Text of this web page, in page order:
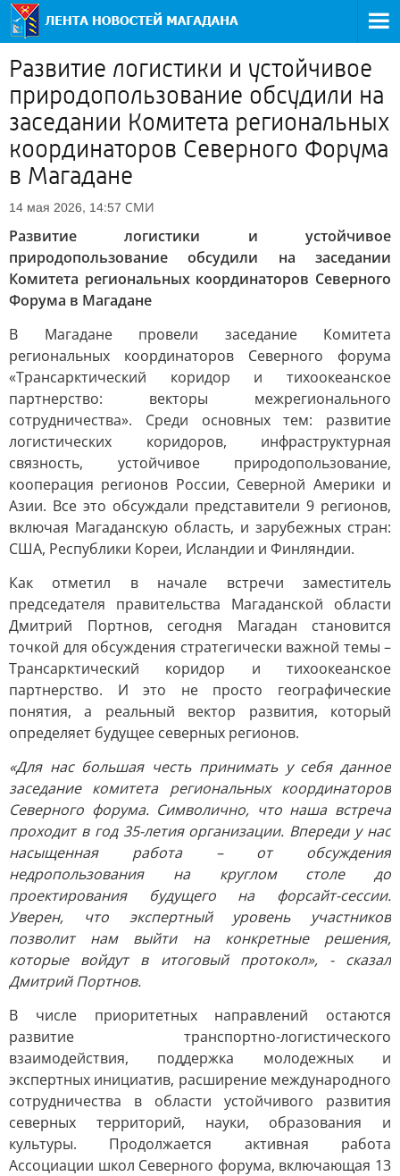
Развитие логистики и устойчивое
природопользование обсудили на
заседании Комитета региональных
координаторов Северного Форума
в Магадане
14 мая 2026, 14:57 СМИ
Развитие логистики и устойчивое
природопользование обсудили на заседании
Комитета региональных координаторов Северного
Форума в Магадане
В Магадане провели заседание Комитета
региональных координаторов Северного форума
«Трансарктический коридор и тихоокеанское
партнерство: векторы межрегионального
сотрудничества». Среди основных тем: развитие
логистических коридоров, инфраструктурная
связность, устойчивое природопользование,
кооперация регионов России, Северной Америки и
Азии. Все это обсуждали представители 9 регионов,
включая Магаданскую область, и зарубежных стран:
США, Республики Кореи, Исландии и Финляндии.
Как отметил в начале встречи заместитель
председателя правительства Магаданской области
Дмитрий Портнов, сегодня Магадан становится
точкой для обсуждения стратегически важной темы –
Трансарктический коридор и тихоокеанское
партнерство. И это не просто географические
понятия, а реальный вектор развития, который
определяет будущее северных регионов.
«Для нас большая честь принимать у себя данное
заседание комитета региональных координаторов
Северного форума. Символично, что наша встреча
проходит в год 35-летия организации. Впереди у нас
насыщенная работа – от обсуждения
недропользования на круглом столе до
проектирования будущего на форсайт-сессии.
Уверен, что экспертный уровень участников
позволит нам выйти на конкретные решения,
которые войдут в итоговый протокол», - сказал
Дмитрий Портнов.
В числе приоритетных направлений остаются
развитие транспортно-логистического
взаимодействия, поддержка молодежных и
экспертных инициатив, расширение международного
сотрудничества в области устойчивого развития
северных территорий, науки, образования и
культуры. Продолжается активная работа
Ассоциации школ Северного форума, включающая 13